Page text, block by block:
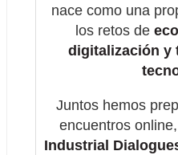
nace como una
los retos de
digitalización y
Juntos hemos
Industrial